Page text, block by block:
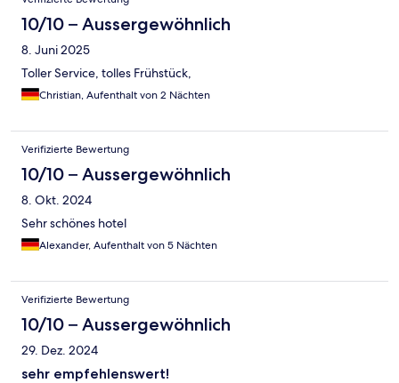
10/10 – Aussergewöhnlich
8. Juni 2025
Toller Service, tolles Frühstück,
Christian, Aufenthalt von 2 Nächten
Verifizierte Bewertung
10/10 – Aussergewöhnlich
8. Okt. 2024
Sehr schönes hotel
Alexander, Aufenthalt von 5 Nächten
Verifizierte Bewertung
10/10 – Aussergewöhnlich
29. Dez. 2024
sehr empfehlenswert!